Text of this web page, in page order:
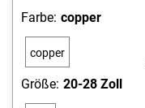
Farbe: copper
copper
Größe: 20-28 Zoll